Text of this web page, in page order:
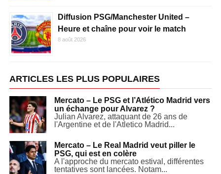
Diffusion PSG/Manchester United –
Heure et chaîne pour voir le match
8 août 2026
ARTICLES LES PLUS POPULAIRES
Mercato – Le PSG et l’Atlético Madrid vers
un échange pour Alvarez ?
Julian Alvarez, attaquant de 26 ans de
l'Argentine et de l'Atletico Madrid...
Mercato – Le Real Madrid veut piller le
PSG, qui est en colère
A l'approche du mercato estival, différentes
tentatives sont lancées. Notam...